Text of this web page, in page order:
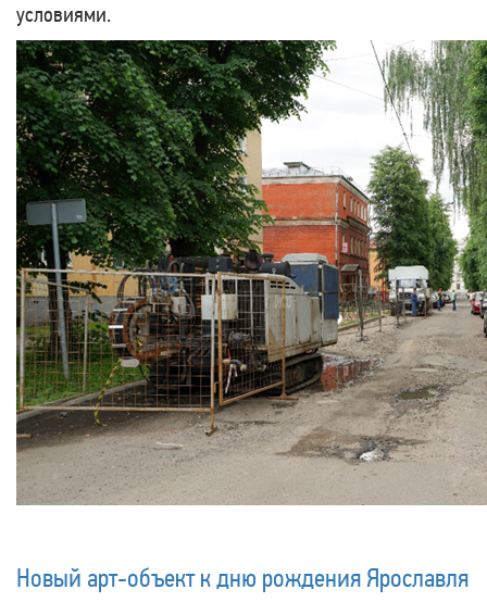
условиями.
Новый арт-объект к дню рождения Ярославля